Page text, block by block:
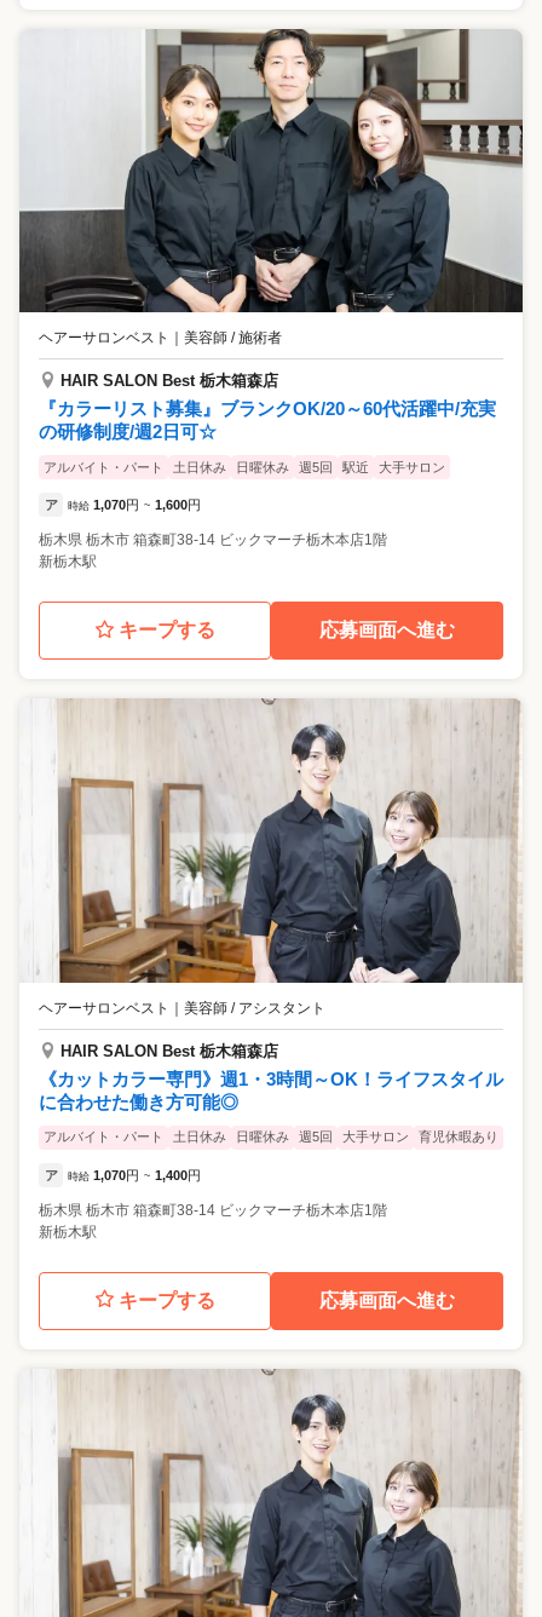
ヘアーサロンベスト 美容師 / 施術者
HAIR SALON Best 栃木箱森店
『カラーリスト募集』ブランクOK/20～60代活躍中/充実
の研修制度/週2日可☆
アルバイト・パート 土日休み 日曜休み 週5回 駅近 大手サロン
ア 時給 1,070円 ~ 1,600円
栃木県 栃木市 箱森町38-14 ビックマーチ栃木本店1階
新栃木駅
キープする 応募画面へ進む
ヘアーサロンベスト ｜ 美容師 / アシスタント
HAIR SALON Best 栃木箱森店
《カットカラー専門》週1・3時間～OK！ライフスタイル
に合わせた働き方可能◎
アルバイト・パート 土日休み 日曜休み 週5回 大手サロン 育児休暇あり
ア 時給 1,070円 ~ 1,400円
栃木県 栃木市 箱森町38-14 ビックマーチ栃木本店1階
新栃木駅
キープする 応募画面へ進む